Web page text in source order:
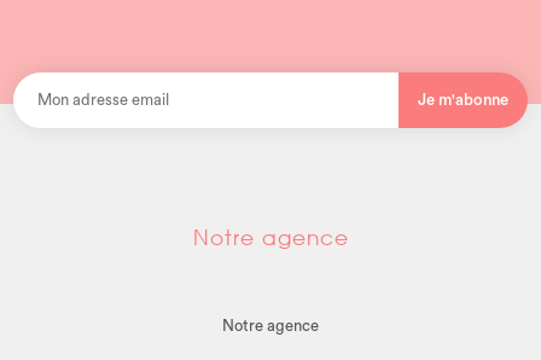
Je m'abonne
Notre agence
Notre agence